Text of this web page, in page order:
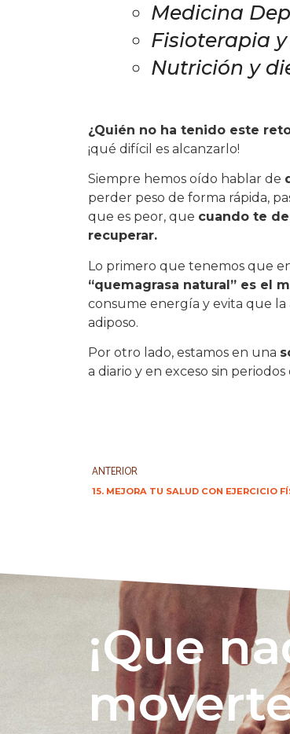
Medicina
Fisioterapia
Nutrición y
¿Quién no ha tenido este
¡qué difícil es alcanzarlo!
Siempre hemos oído hablar de
perder peso de forma rápida,
que es peor, que cuando te
recuperar.
Lo primero que tenemos que
“quemagrasa natural” es el
consume energía y evita que
adiposo.
Por otro lado, estamos en una
a diario y en exceso sin
ANTERIOR
15. MEJORA TU SALUD CON EJERCICIO
¡Que